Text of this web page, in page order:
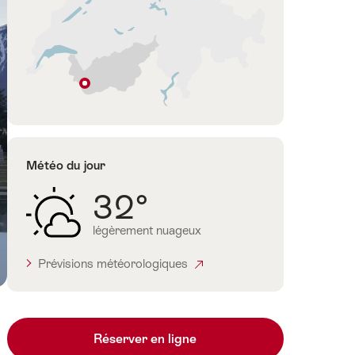
Martigny
Météo du jour
32°
légèrement nuageux
Prévisions météorologiques
Réserver en ligne